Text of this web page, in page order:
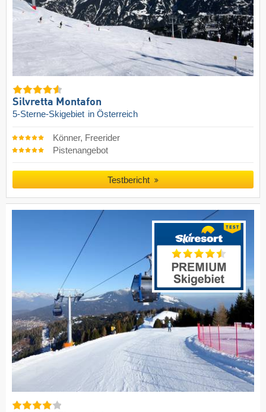
Silvretta Montafon
5-Sterne-Skigebiet in Österreich
Könner, Freerider
Pistenangebot
Testbericht